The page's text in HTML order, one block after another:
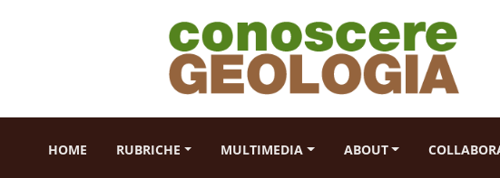
HOME RUBRICHE MULTIMEDIA ABOUT